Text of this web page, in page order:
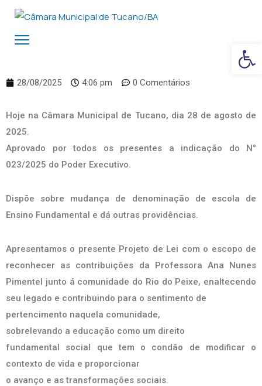
28/08/2025 4:06 pm 0 Comentários
Hoje na Câmara Municipal de Tucano, dia 28 de agosto de
2025.
Aprovado por todos os presentes a indicação do N°
023/2025 do Poder Executivo.
Dispõe sobre mudança de denominação de escola de
Ensino Fundamental e dá outras providências.
Apresentamos o presente Projeto de Lei com o escopo de
reconhecer as contribuições da Professora Ana Nunes
Pimentel junto á comunidade do Rio do Peixe, enaltecendo
seu legado e contribuindo para o sentimento de
pertencimento naquela comunidade,
sobrelevando a educação como um direito
fundamental social que tem o condão de modificar o
contexto de vida e proporcionar
o avanço e as transformações sociais.